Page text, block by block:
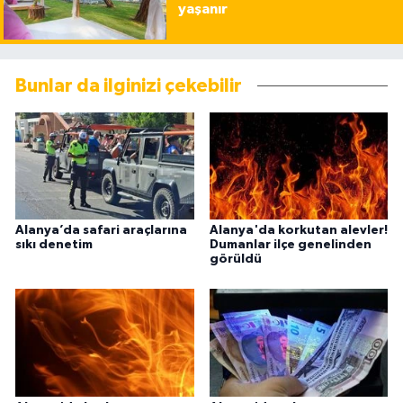
yaşanır
Bunlar da ilginizi çekebilir
Alanya’da safari araçlarına
sıkı denetim
Alanya'da korkutan alevler!
Dumanlar ilçe genelinden
görüldü